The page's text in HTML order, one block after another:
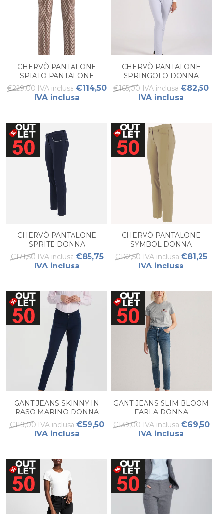
CHERVÒ PANTALONE
SPIATO PANTALONE
SOFTSHELL DONNA
€229,00 IVA inclusa €114,50
IVA inclusa
CHERVÒ PANTALONE
SPRINGOLO DONNA
€165,00 IVA inclusa €82,50
IVA inclusa
CHERVÒ PANTALONE
SPRITE DONNA
€171,50 IVA inclusa €85,75
IVA inclusa
CHERVÒ PANTALONE
SYMBOL DONNA
€162,50 IVA inclusa €81,25
IVA inclusa
GANT JEANS SKINNY IN
RASO MARINO DONNA
€119,00 IVA inclusa €59,50
IVA inclusa
GANT JEANS SLIM BLOOM
FARLA DONNA
€139,00 IVA inclusa €69,50
IVA inclusa